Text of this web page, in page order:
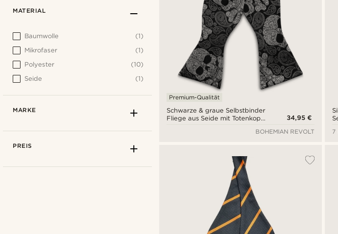
Schwarze & graue Selbstbinder
Fliege aus Seide mit Totenkopf-
Premium-Qualität
34,95 €
BOHEMIAN REVOLT
7
MATERIAL
Baumwolle
(1)
Mikrofaser
(1)
Polyester
(10)
Seide
(1)
MARKE
PREIS